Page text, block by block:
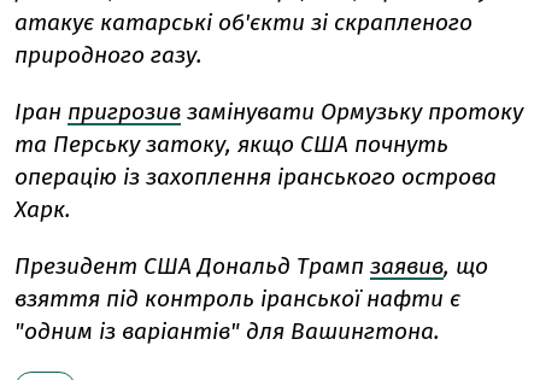
атакує катарські об'єкти зі скрапленого
природного газу.
Іран пригрозив замінувати Ормузьку протоку
та Перську затоку, якщо США почнуть
операцію із захоплення іранського острова
Харк.
Президент США Дональд Трамп заявив, що
взяття під контроль іранської нафти є
"одним із варіантів" для Вашингтона.